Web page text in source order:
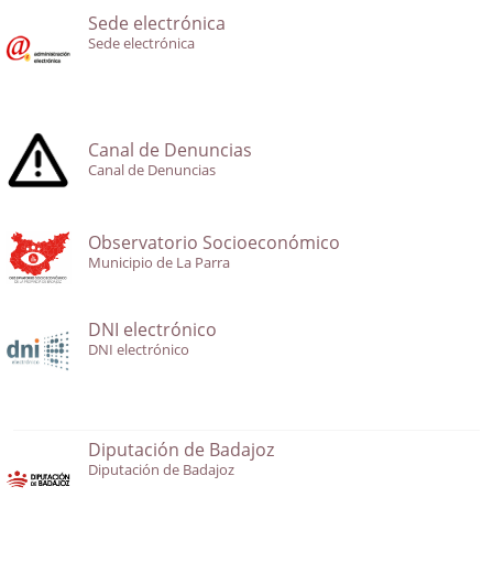
Sede electrónica
Sede electrónica
Canal de Denuncias
Canal de Denuncias
Observatorio Socioeconómico
Municipio de La Parra
DNI electrónico
DNI electrónico
Diputación de Badajoz
Diputación de Badajoz